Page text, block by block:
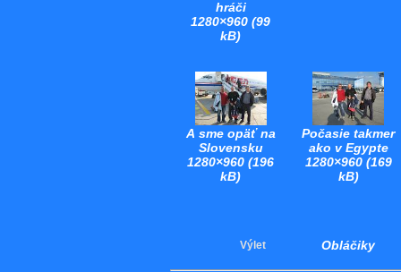
hráči
1280×960 (99
kB)
A sme opäť na
Slovensku
1280×960 (196
kB)
Počasie takmer
ako v Egypte
1280×960 (169
kB)
Výlet Obláčiky